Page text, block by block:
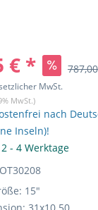
€ *
MwSt.
MwSt.)
nach
Inseln)!
- 4 Werktage
OT30208
15"